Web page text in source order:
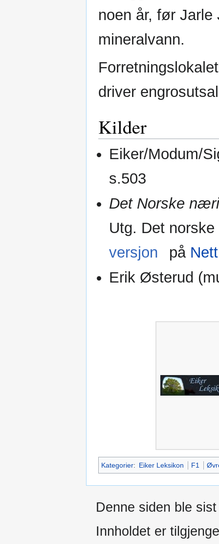
noen år, før
mineralvann.
driver
Kilder
Eiker/Modum/
s.503
Det Norske
Utg. Det
versjon
på
Erik Østerud
Kategorier: Eiker Leksikon F1
Denne siden ble
Innholdet er